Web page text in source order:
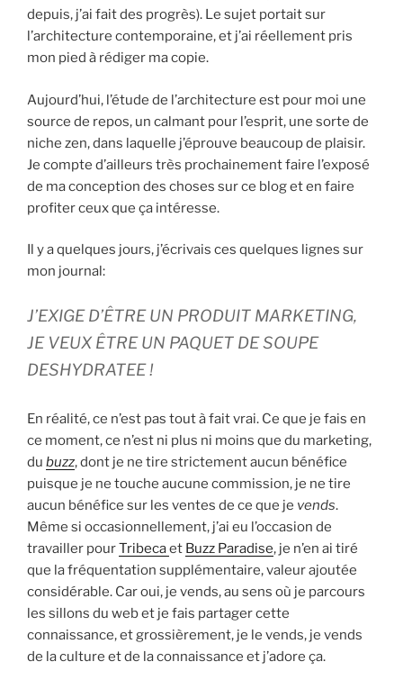
depuis, j’ai fait des progrès). Le sujet portait sur
l’architecture contemporaine, et j’ai réellement pris
mon pied à rédiger ma copie.
Aujourd’hui, l’étude de l’architecture est pour moi une
source de repos, un calmant pour l’esprit, une sorte de
niche zen, dans laquelle j’éprouve beaucoup de plaisir.
Je compte d’ailleurs très prochainement faire l’exposé
de ma conception des choses sur ce blog et en faire
profiter ceux que ça intéresse.
Il y a quelques jours, j’écrivais ces quelques lignes sur
mon journal:
J’EXIGE D’ÊTRE UN PRODUIT MARKETING,
JE VEUX ÊTRE UN PAQUET DE SOUPE
DESHYDRATEE !
En réalité, ce n’est pas tout à fait vrai. Ce que je fais en
ce moment, ce n’est ni plus ni moins que du marketing,
du buzz, dont je ne tire strictement aucun bénéfice
puisque je ne touche aucune commission, je ne tire
aucun bénéfice sur les ventes de ce que je vends.
Même si occasionnellement, j’ai eu l’occasion de
travailler pourTribecaet Buzz Paradise, je n’en ai tiré
que la fréquentation supplémentaire, valeur ajoutée
considérable. Car oui, je vends, au sens où je parcours
les sillons du web et je fais partager cette
connaissance, et grossièrement, je le vends, je vends
de la culture et de la connaissance et j’adore ça.